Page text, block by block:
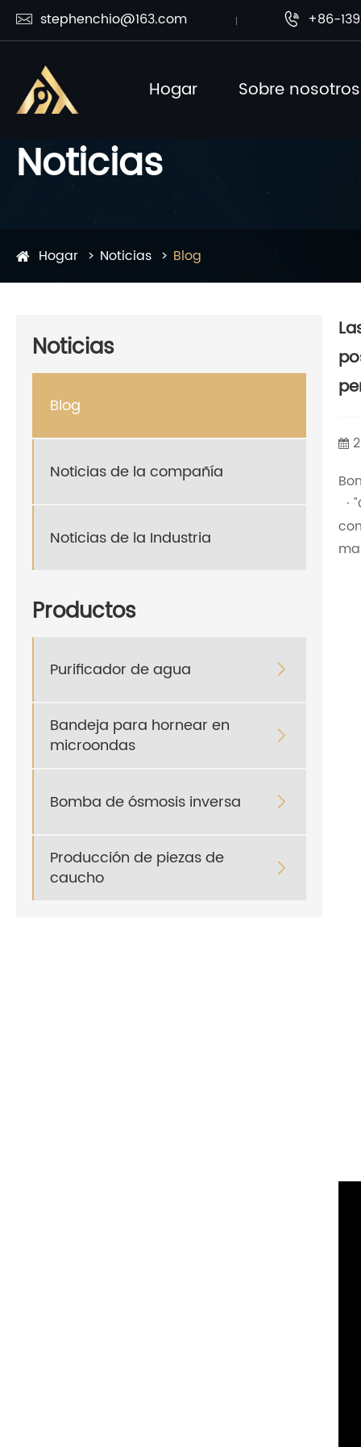
 stephenchio@163.com  +86-
Hogar Sobre nosotros
Noticias
Hogar Noticias Blog
Noticias
Blog
Noticias de la compañía
Noticias de la Industria
Productos
Purificador de agua 
Bandeja para hornear en
microondas

Bomba de ósmosis inversa 
Producción de piezas de
caucho

·